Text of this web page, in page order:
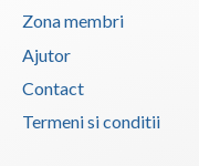
Zona membri
Ajutor
Contact
Termeni si conditii